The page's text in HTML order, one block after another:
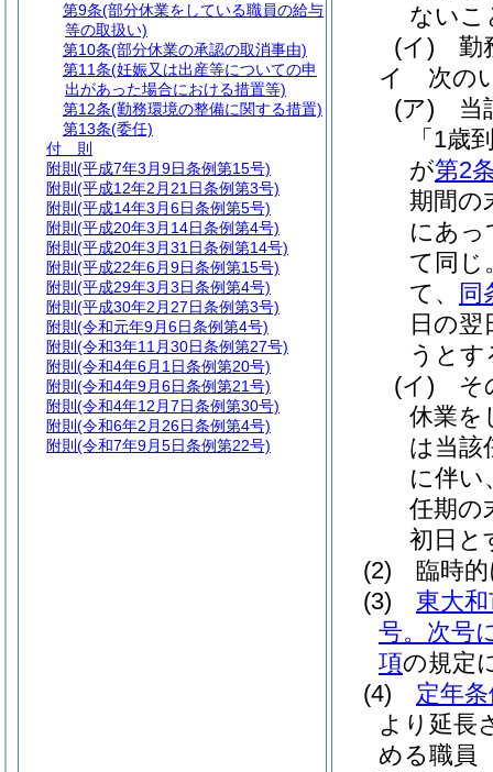
ないこ
(イ)
勤
イ
次の
(ア)
当
「1歳
が第2
期間の
にあっ
て同じ
て、
同
日の翌
うと
(イ)
そ
休業を
は当該
に伴い
任期の
初日と
(2)
臨時
(3)
東大
号。次号
項の規定
(4)
定年
より延長
める職員
第9条(部分休業をしている職員の給与
等の取扱い)
第10条(部分休業の承認の取消事由)
第11条(妊娠又は出産等についての申
出があった場合における措置等)
第12条(勤務環境の整備に関する措置)
第13条(委任)
付 則
附則 (平成7年3月9日条例第15号)
附則 (平成12年2月21日条例第3号)
附則 (平成14年3月6日条例第5号)
附則 (平成20年3月14日条例第4号)
附則 (平成20年3月31日条例第14号)
附則 (平成22年6月9日条例第15号)
附則 (平成29年3月3日条例第4号)
附則 (平成30年2月27日条例第3号)
附則 (令和元年9月6日条例第4号)
附則 (令和3年11月30日条例第27号)
附則 (令和4年6月1日条例第20号)
附則 (令和4年9月6日条例第21号)
附則 (令和4年12月7日条例第30号)
附則 (令和6年2月26日条例第4号)
附則 (令和7年9月5日条例第22号)